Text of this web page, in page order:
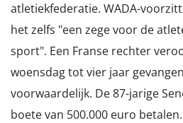
atletiekfederatie. WADA-
het zelfs "een zege voor de
sport". Een Franse rechter
woensdag tot vier jaar
voorwaardelijk. De 87-jarige
boete van 500.000 euro betalen.